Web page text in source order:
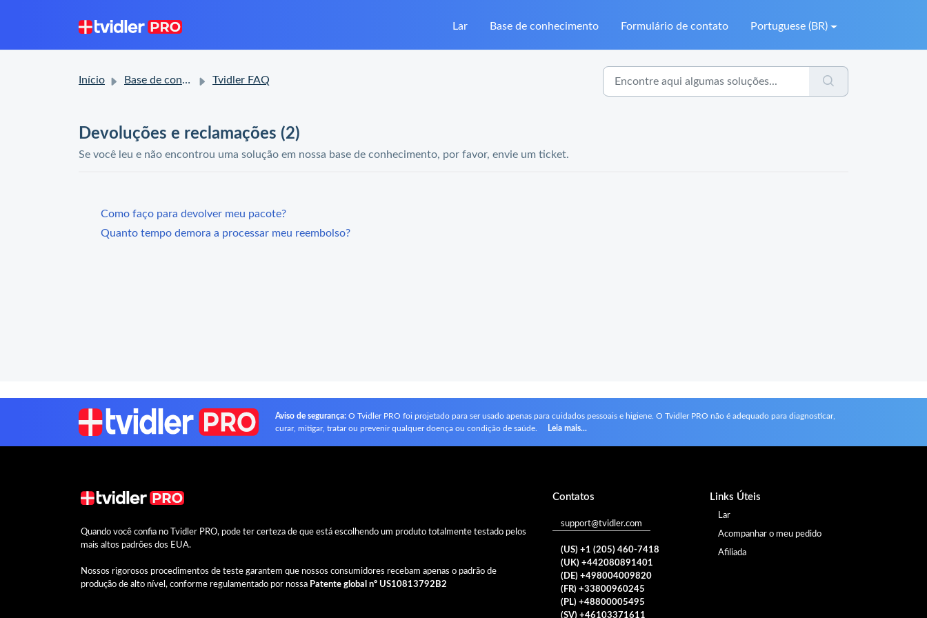
Lar Base de conhecimento Formulário de contato Portuguese (BR)
Início Base de conhecimento Tvidler FAQ
Devoluções e reclamações (2)
Se você leu e não encontrou uma solução em nossa base de conhecimento, por favor, envie um ticket.
Como faço para devolver meu pacote?
Quanto tempo demora a processar meu reembolso?
Aviso de segurança: O Tvidler PRO foi projetado para ser usado apenas para cuidados pessoais e higiene. O Tvidler PRO não é adequado para diagnosticar,
curar, mitigar, tratar ou prevenir qualquer doença ou condição de saúde.
Leia mais...
Quando você confia no Tvidler PRO, pode ter certeza de que está escolhendo um produto totalmente testado pelos
mais altos padrões dos EUA.
Nossos rigorosos procedimentos de teste garantem que nossos consumidores recebam apenas o padrão de
produção de alto nível, conforme regulamentado por nossa Patente global nº US10813792B2
Contatos
support@tvidler.com
(US) +1 (205) 460-7418
(UK) +442080891401
(DE) +498004009820
(FR) +33800960245
(PL) +48800005495
(SV) +46103371611
Links Úteis
Lar
Acompanhar o meu pedido
Afiliada